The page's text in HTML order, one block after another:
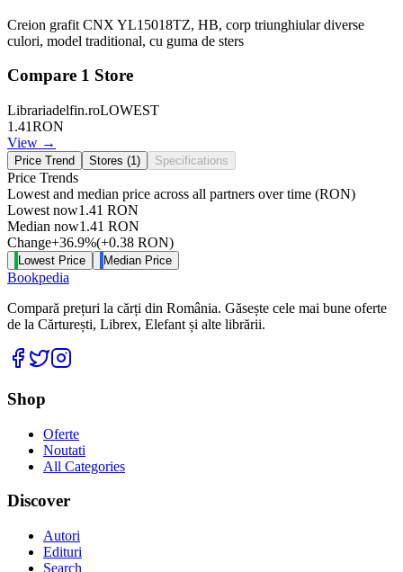
Creion grafit CNX YL15018TZ, HB, corp triunghiular diverse
culori, model traditional, cu guma de sters
Compare 1 Store
Librariadelfin.roLOWEST
1.41RON
View →
Price Trend Stores (1) Specifications
Price Trends
Lowest and median price across all partners over time (RON)
Lowest now1.41 RON
Median now1.41 RON
Change+36.9%(+0.38 RON)
Lowest Price Median Price
Bookpedia
Compară prețuri la cărți din România. Găsește cele mai bune oferte
de la Cărturești, Librex, Elefant și alte librării.
Facebook
Twitter
Shop
Oferte
Noutati
All Categories
Discover
Autori
Edituri
Search